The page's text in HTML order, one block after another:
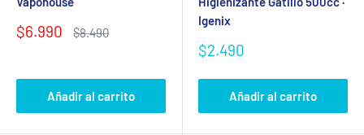
Precio
$6.990
Precio
$8.490
Añadir al carrito
Igenix
Precio
venta
$2.490
Añadir al carrito
Inicie sesión en su cuenta para agregar productos a su
lista de deseos y ver los artículos guardados